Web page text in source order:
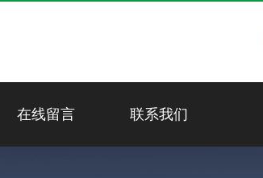
在线留言 联系我们